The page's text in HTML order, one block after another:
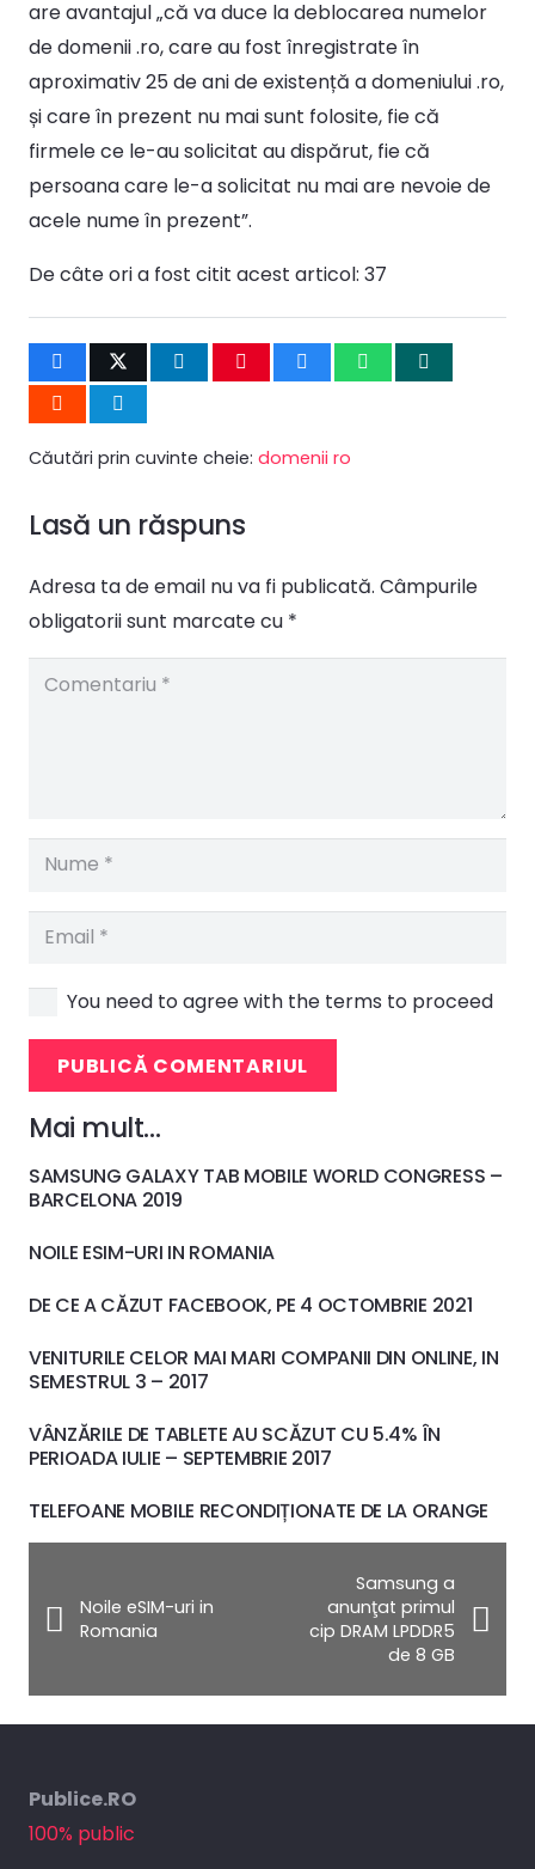
are avantajul „că va duce la deblocarea numelor
de domenii .ro, care au fost înregistrate în
aproximativ 25 de ani de existență a domeniului .ro,
și care în prezent nu mai sunt folosite, fie că
firmele ce le-au solicitat au dispărut, fie că
persoana care le-a solicitat nu mai are nevoie de
acele nume în prezent”.
De câte ori a fost citit acest articol: 37
Căutări prin cuvinte cheie: domenii ro
Lasă un răspuns
Adresa ta de email nu va fi publicată. Câmpurile
obligatorii sunt marcate cu *
You need to agree with the terms to proceed
PUBLICĂ COMENTARIUL
Mai mult…
SAMSUNG GALAXY TAB MOBILE WORLD CONGRESS –
BARCELONA 2019
NOILE ESIM-URI IN ROMANIA
DE CE A CĂZUT FACEBOOK, PE 4 OCTOMBRIE 2021
VENITURILE CELOR MAI MARI COMPANII DIN ONLINE, IN
SEMESTRUL 3 – 2017
VÂNZĂRILE DE TABLETE AU SCĂZUT CU 5.4% ÎN
PERIOADA IULIE – SEPTEMBRIE 2017
TELEFOANE MOBILE RECONDIȚIONATE DE LA ORANGE
Noile eSIM-uri in
Romania
Samsung a
anunţat primul
cip DRAM LPDDR5
de 8 GB
Publice.RO
100% public